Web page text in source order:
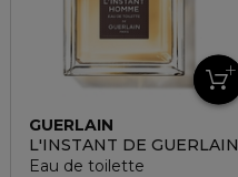
GUERLAIN
L'INSTANT DE GUERLAIN
Eau de toilette